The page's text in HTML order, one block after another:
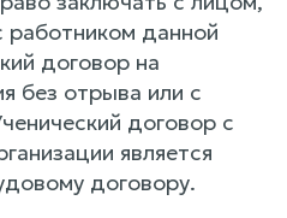
данной
договор на
без отрыва или с
договор с
является
договору.